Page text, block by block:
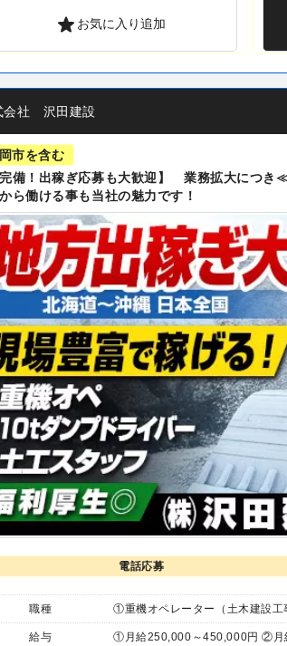
お気に入り追加
会社 沢田建設
市を含む
完備！出稼ぎ応募も大歓迎】 業務拡大につ
ら働ける事も当社の魅力です！
電話応募
職種 ①重機オペレーター（土木建設
給与 ①月給250,000～450,000円 ②